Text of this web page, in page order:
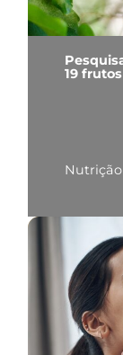
19
Nutrição